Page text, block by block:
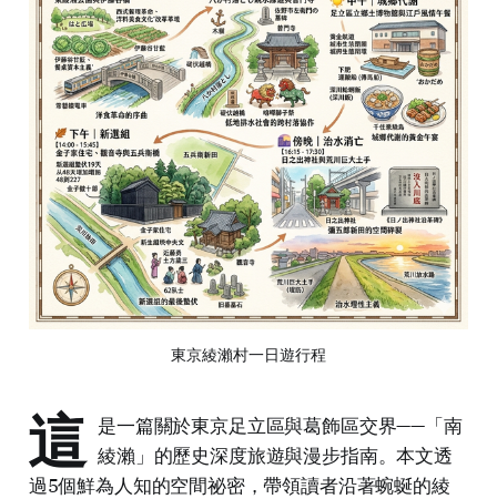
東京綾瀨村一日遊行程
這 是一篇關於東京足立區與葛飾區交界——「南
綾瀨」的歷史深度旅遊與漫步指南。本文透
過5個鮮為人知的空間祕密，帶領讀者沿著蜿蜒的綾